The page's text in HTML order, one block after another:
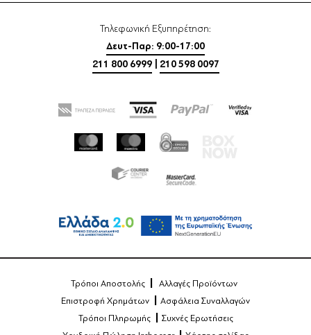
Τηλεφωνική Εξυπηρέτηση:
Δευτ-Παρ: 9:00-17:00
211 800 6999
210 598 0097
Τρόποι Αποστολής
Αλλαγές Προϊόντων
Επιστροφή Χρημάτων
Ασφάλεια Συναλλαγών
Τρόποι Πληρωμής
Συχνές Ερωτήσεις